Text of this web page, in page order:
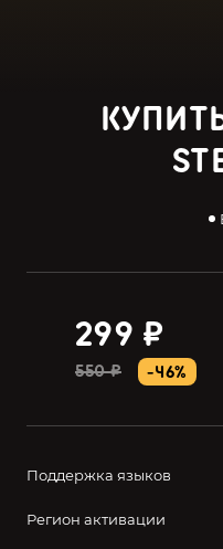
299 ₽
550 ₽ -46%
Поддержка языков
Регион активации